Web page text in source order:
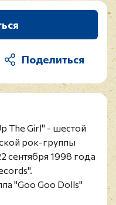
The Girl" - шестой
рок-группы
сентября 1998 года
"Goo Goo Dolls"
Нью-Йорк,